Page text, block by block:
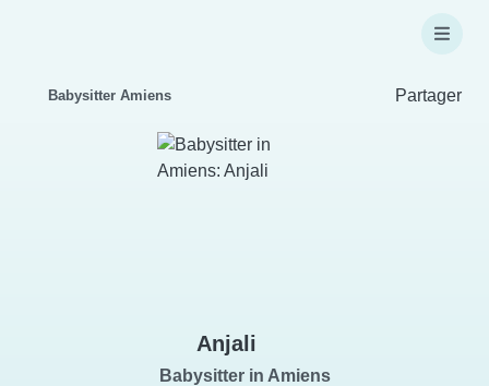
Babysitter Amiens Partager
Anjali
Babysitter in Amiens